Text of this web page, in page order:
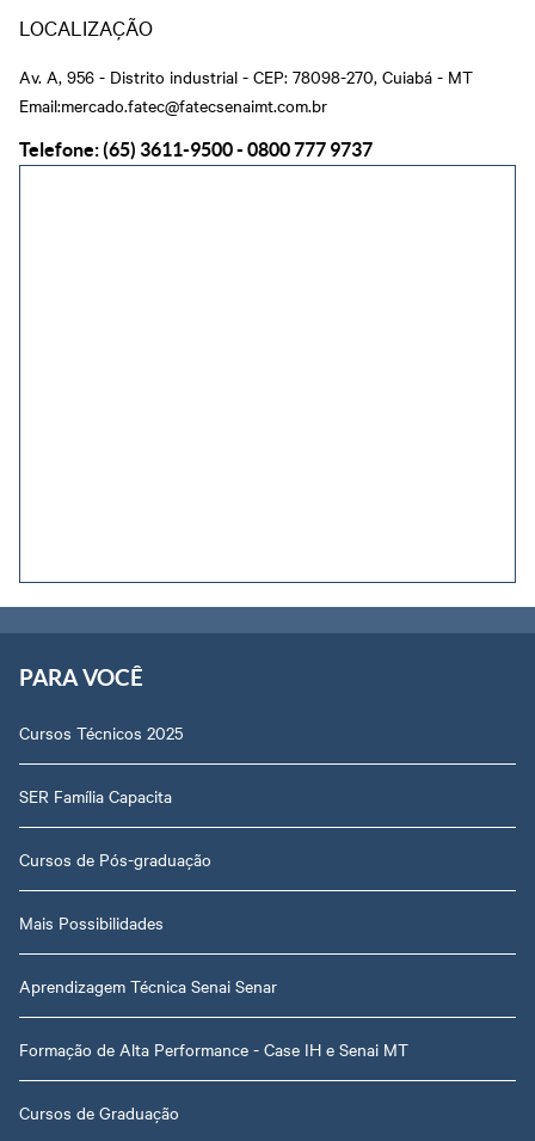
Ensino Médio Integrado
Portal do Docente
Portal do Aluno SENAI
Centro de Eventos Senai
Sorriso
Várzea Grande
Privacidade e Proteção
de Dados
Downloads
LOCALIZAÇÃO
Av. A, 956 - Distrito industrial - CEP: 78098-270, Cuiabá - MT
Email:mercado.fatec@fatecsenaimt.com.br
Telefone: (65) 3611-9500 - 0800 777 9737
PARA VOCÊ
Cursos Técnicos 2025
SER Família Capacita
Cursos de Pós-graduação
Mais Possibilidades
Aprendizagem Técnica Senai Senar
Formação de Alta Performance - Case IH e Senai MT
Cursos de Graduação